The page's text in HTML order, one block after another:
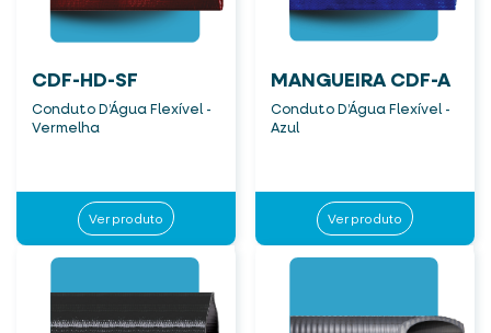
CDF-HD-SF
Conduto D’Água Flexível -
Vermelha
Ver produto
MANGUEIRA CDF-A
Conduto D’Água Flexível -
Azul
Ver produto